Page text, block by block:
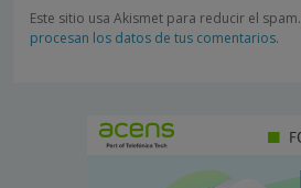
Este sitio usa Akismet para reducir el spam.
procesan los datos de tus comentarios.